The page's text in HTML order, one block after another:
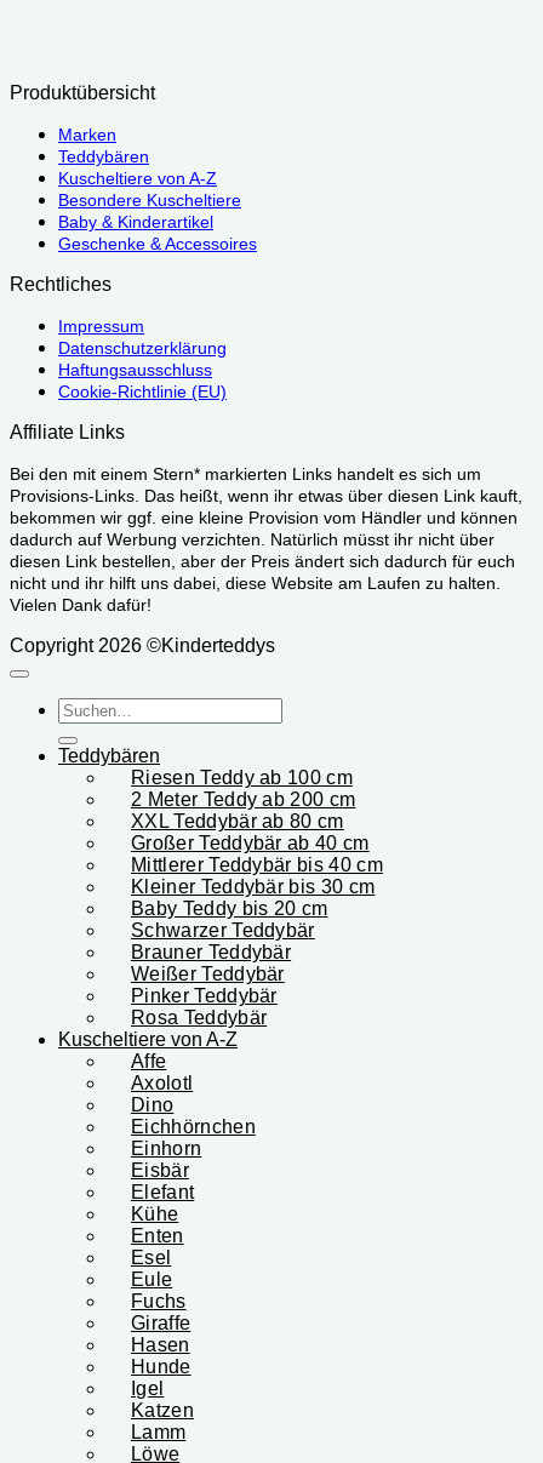
Produktübersicht
Marken
Teddybären
Kuscheltiere von A-Z
Besondere Kuscheltiere
Baby & Kinderartikel
Geschenke & Accessoires
Rechtliches
Impressum
Datenschutzerklärung
Haftungsausschluss
Cookie-Richtlinie (EU)
Affiliate Links
Bei den mit einem Stern* markierten Links handelt es sich um
Provisions-Links. Das heißt, wenn ihr etwas über diesen Link kauft,
bekommen wir ggf. eine kleine Provision vom Händler und können
dadurch auf Werbung verzichten. Natürlich müsst ihr nicht über
diesen Link bestellen, aber der Preis ändert sich dadurch für euch
nicht und ihr hilft uns dabei, diese Website am Laufen zu halten.
Vielen Dank dafür!
Copyright 2026 ©Kinderteddys
Suchen
nach:
Teddybären
Riesen Teddy ab 100 cm
2 Meter Teddy ab 200 cm
XXL Teddybär ab 80 cm
Großer Teddybär ab 40 cm
Mittlerer Teddybär bis 40 cm
Kleiner Teddybär bis 30 cm
Baby Teddy bis 20 cm
Schwarzer Teddybär
Brauner Teddybär
Weißer Teddybär
Pinker Teddybär
Rosa Teddybär
Kuscheltiere von A-Z
Affe
Axolotl
Dino
Eichhörnchen
Einhorn
Eisbär
Elefant
Kühe
Enten
Esel
Eule
Fuchs
Giraffe
Hasen
Hunde
Igel
Katzen
Lamm
Löwe